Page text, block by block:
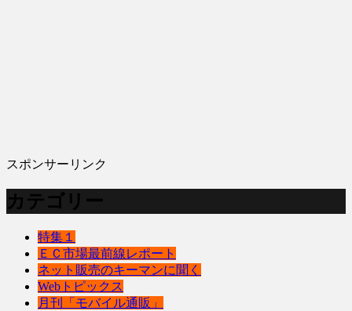
スポンサーリンク
カテゴリー
特集１
ＥＣ市場最前線レポート
ネット販売のキーマンに聞く
Webトピックス
月刊「モバイル通販」